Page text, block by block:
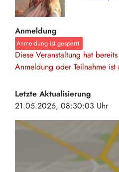
Anmeldung
Anmeldung ist gesperrt
Diese Veranstaltung hat
Anmeldung oder Teilnahme
Letzte Aktualisierung
21.05.2026, 08:30:03 Uhr